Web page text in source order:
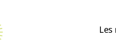
Les